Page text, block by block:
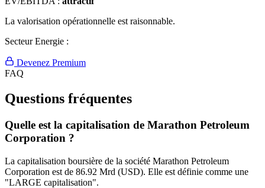
La valorisation opérationnelle est raisonnable.
Secteur Energie :
Devenez Premium
FAQ
Questions fréquentes
Quelle est la capitalisation de Marathon Petroleum
Corporation ?
La capitalisation boursière de la société Marathon Petroleum
Corporation est de 86.92 Mrd (USD). Elle est définie comme une
"LARGE capitalisation".